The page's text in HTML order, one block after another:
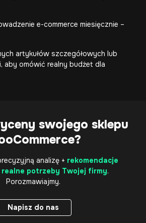
e-commerce miesięcznie –
artykułów szczegółowych lub
aby omówić realny budżet dla
swojego sklepu
analizę + rekomendacje
realne potrzeby Twojej firmy.
Porozmawiajmy.
Napisz do nas